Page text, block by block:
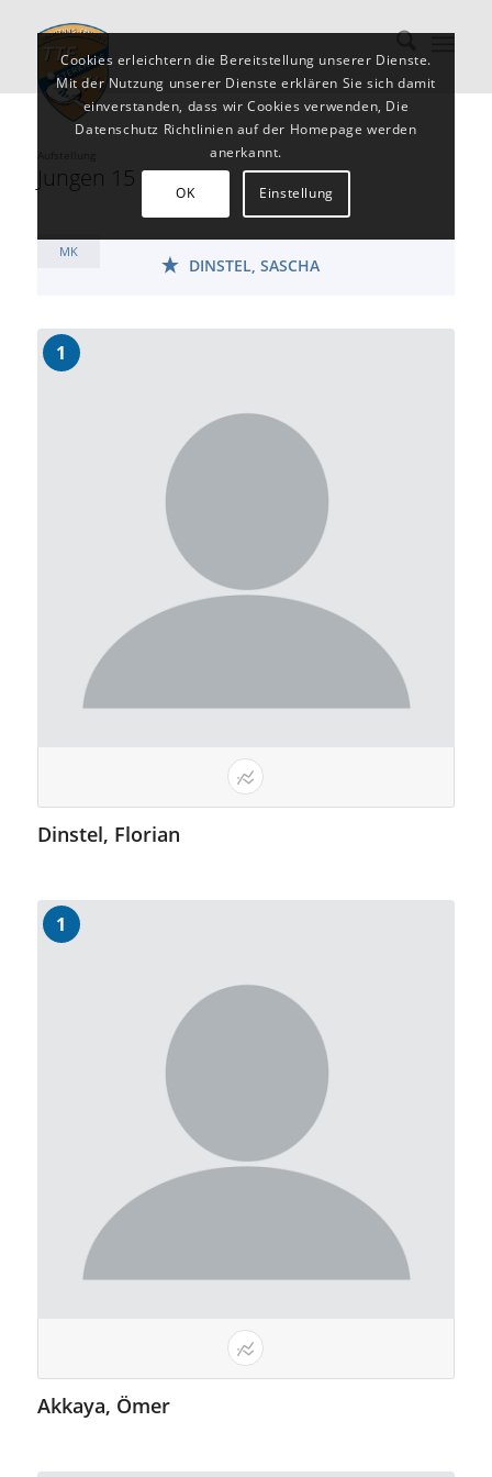
Jungen 15
MK
DINSTEL, SASCHA
Dinstel, Florian
1
Akkaya, Ömer
1
Cookies erleichtern die Bereitstellung unserer Dienste.
Mit der Nutzung unserer Dienste erklären Sie sich damit
einverstanden, dass wir Cookies verwenden, Die
Datenschutz Richtlinien auf der Homepage werden
anerkannt.
OK Einstellung